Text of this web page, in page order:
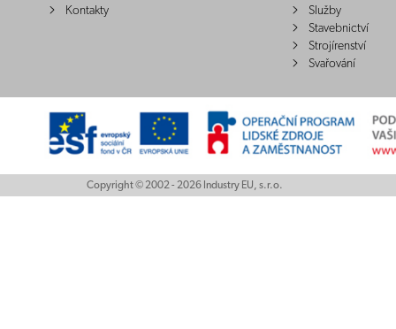
Kontakty
Služby
Stavebnictví
Strojírenství
Svařování
Copyright © 2002 - 2026 Industry EU, s.r.o.